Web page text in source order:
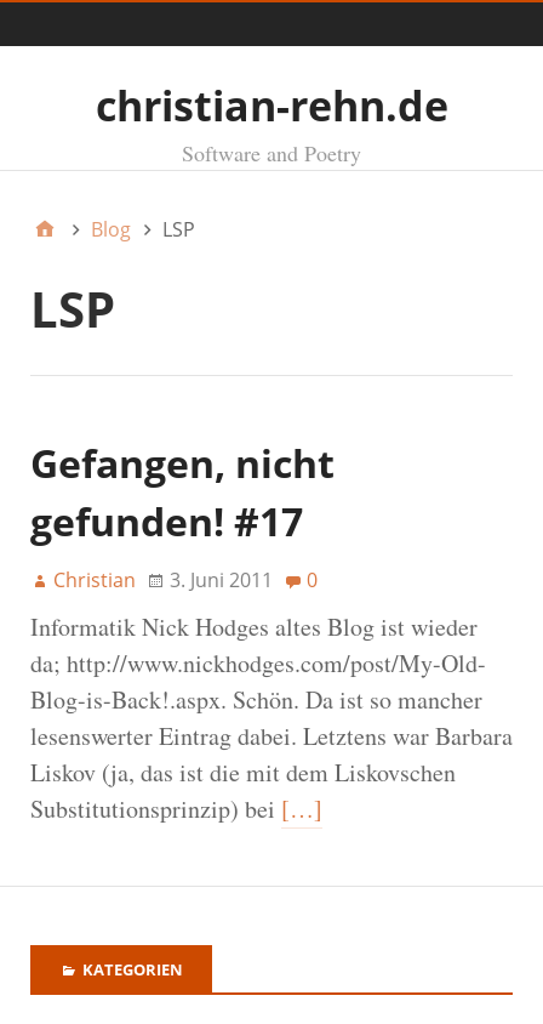
christian-rehn.de
Software and Poetry
Blog LSP
LSP
Gefangen, nicht
gefunden! #17
Christian 3. Juni 2011 0
Informatik Nick Hodges altes Blog ist wieder
da; http://www.nickhodges.com/post/My-Old-
Blog-is-Back!.aspx. Schön. Da ist so mancher
lesenswerter Eintrag dabei. Letztens war Barbara
Liskov (ja, das ist die mit dem Liskovschen
Substitutionsprinzip) bei […]
KATEGORIEN